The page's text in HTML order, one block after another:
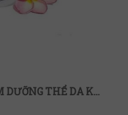
BỘ SỮA TẮM DERMO GEL VÀ KEM DƯỠNG THỂ DA KHÔ NHẠY CẢM ALL PURPOSE